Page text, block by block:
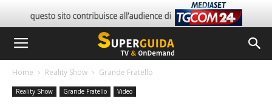
Home Reality Show Grande Fratello
Reality Show Grande Fratello Video